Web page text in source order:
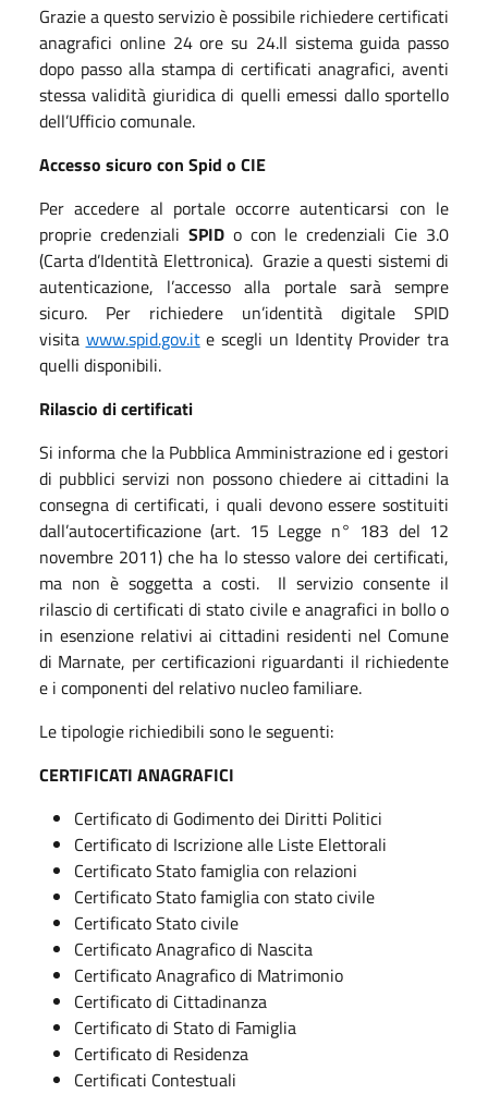
Grazie a questo servizio è possibile richiedere certificati
anagrafici online 24 ore su 24.Il sistema guida passo
dopo passo alla stampa di certificati anagrafici, aventi
stessa validità giuridica di quelli emessi dallo sportello
dell’Ufficio comunale.
Accesso sicuro con Spid o CIE
Per accedere al portale occorre autenticarsi con le
proprie credenziali SPIDo con le credenziali Cie 3.0
(Carta d’Identità Elettronica). Grazie a questi sistemi di
autenticazione, l’accesso alla portale sarà sempre
sicuro. Per richiedere un’identità digitale SPID
visita www.spid.gov.ite scegli un Identity Provider tra
quelli disponibili.
Rilascio di certificati
Si informa che la Pubblica Amministrazione ed i gestori
di pubblici servizi non possono chiedere ai cittadini la
consegna di certificati, i quali devono essere sostituiti
dall’autocertificazione (art. 15 Legge n° 183 del 12
novembre 2011) che ha lo stesso valore dei certificati,
ma non è soggetta a costi. Il servizio consente il
rilascio di certificati di stato civile e anagrafici in bollo o
in esenzione relativi ai cittadini residenti nel Comune
di Marnate, per certificazioni riguardanti il richiedente
e i componenti del relativo nucleo familiare.
Le tipologie richiedibili sono le seguenti:
CERTIFICATI ANAGRAFICI
Certificato di Godimento dei Diritti Politici
Certificato di Iscrizione alle Liste Elettorali
Certificato Stato famiglia con relazioni
Certificato Stato famiglia con stato civile
Certificato Stato civile
Certificato Anagrafico di Nascita
Certificato Anagrafico di Matrimonio
Certificato di Cittadinanza
Certificato di Stato di Famiglia
Certificato di Residenza
Certificati Contestuali